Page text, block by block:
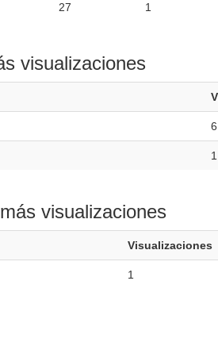
27 1
visualizaciones
6
1
visualizaciones
Visualizaciones
1